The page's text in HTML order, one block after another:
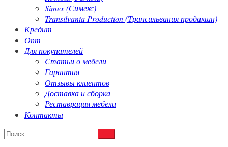
Simex (Симекс)
Transilvania Production (Трансильвания продакшн)
Кредит
Опт
Для покупателей
Cтатьи о мебели
Гарантия
Отзывы клиентов
Доставка и сборка
Реставрация мебели
Контакты